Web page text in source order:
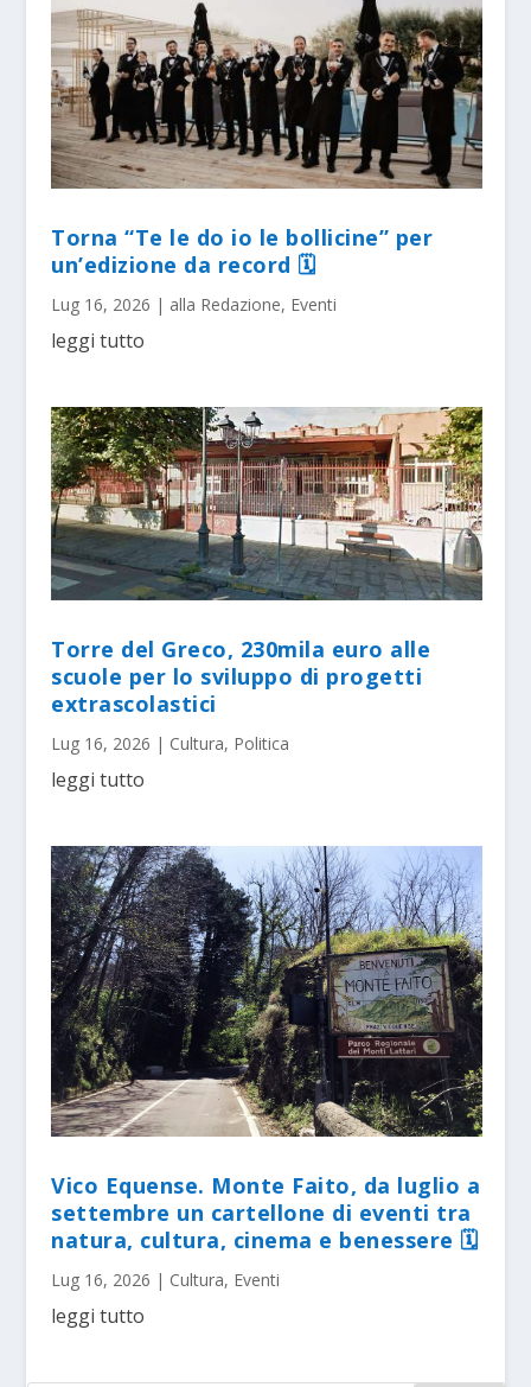
Torna “Te le do io le bollicine” per
un’edizione da record 🗓
Lug 16, 2026 | alla Redazione, Eventi
leggi tutto
Torre del Greco, 230mila euro alle
scuole per lo sviluppo di progetti
extrascolastici
Lug 16, 2026 | Cultura, Politica
leggi tutto
Vico Equense. Monte Faito, da luglio a
settembre un cartellone di eventi tra
natura, cultura, cinema e benessere 🗓
Lug 16, 2026 | Cultura, Eventi
leggi tutto